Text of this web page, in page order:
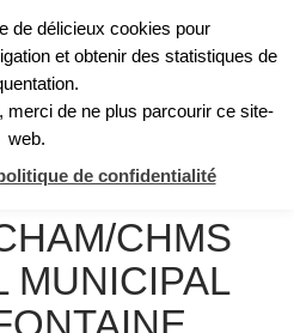
Moûtiers
DIRECTION
CHMS
MUNICIPAL
de délicieux cookies pour
et obtenir des statistiques de
de ne plus parcourir ce site-
web.
de confidentialité